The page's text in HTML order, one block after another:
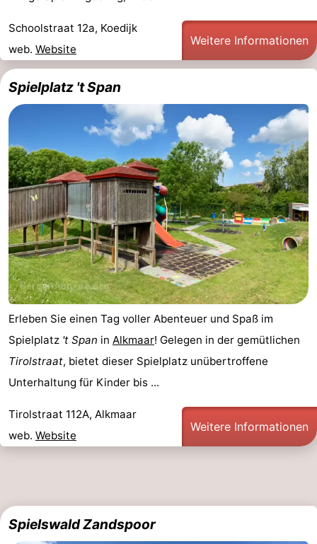
Schoolstraat 12a, Koedijk
web. Website
Weitere Informationen
Spielplatz 't Span
Erleben Sie einen Tag voller Abenteuer und Spaß im
Spielplatz 't Span in Alkmaar! Gelegen in der gemütlichen
Tirolstraat, bietet dieser Spielplatz unübertroffene
Unterhaltung für Kinder bis ...
Tirolstraat 112A, Alkmaar
web. Website
Weitere Informationen
Spielswald Zandspoor